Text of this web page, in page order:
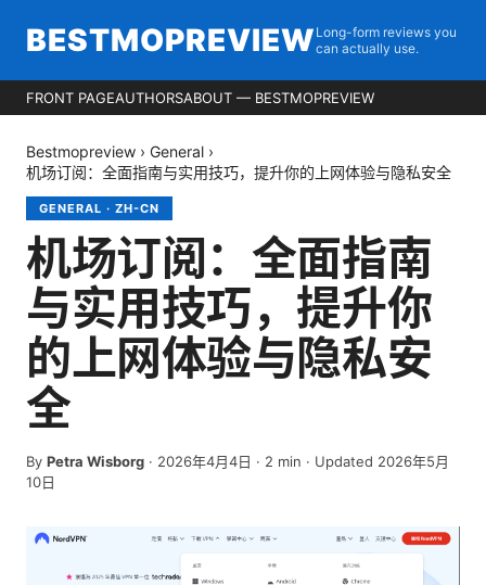
BESTMOPREVIEW Long-form reviews you
can actually use.
FRONT PAGEAUTHORSABOUT — BESTMOPREVIEW
Bestmopreview › General ›
机场订阅：全面指南与实用技巧，提升你的上网体验与隐私安全
GENERAL · ZH-CN
机场订阅：全面指南
与实用技巧，提升你
的上网体验与隐私安
全
By Petra Wisborg · 2026年4月4日 · 2 min · Updated 2026年5月
10日